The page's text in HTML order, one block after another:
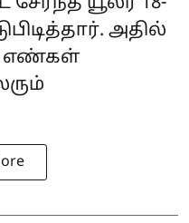
அதில்
எண்கள்